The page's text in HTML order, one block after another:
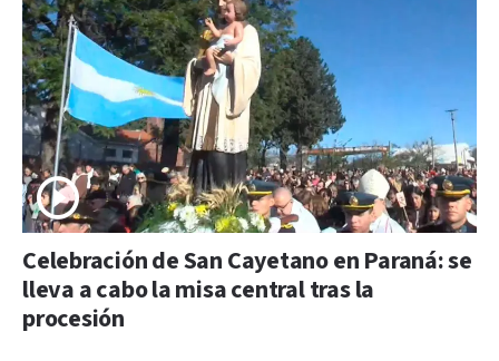
Celebración de San Cayetano en Paraná: se
lleva a cabo la misa central tras la
procesión